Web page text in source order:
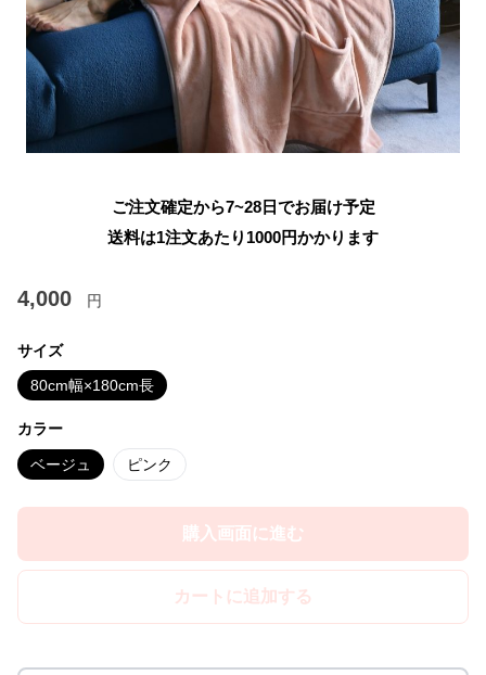
ご注文確定から7~28日でお届け予定
送料は1注文あたり 1000円かかります
4,000 円
サイズ
80cm幅×180cm長
カラー
ベージュ ピンク
購入画面に進む
カートに追加する